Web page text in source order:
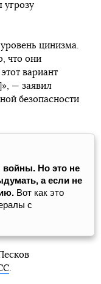
угрозу
цинизма.
что они
вариант
— заявил
безопасности
войны. Но это не
а если не
Вот как это
с
.